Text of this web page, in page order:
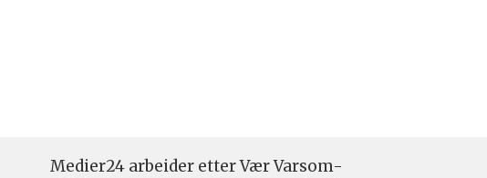
Medier24 arbeider etter Vær Varsom-